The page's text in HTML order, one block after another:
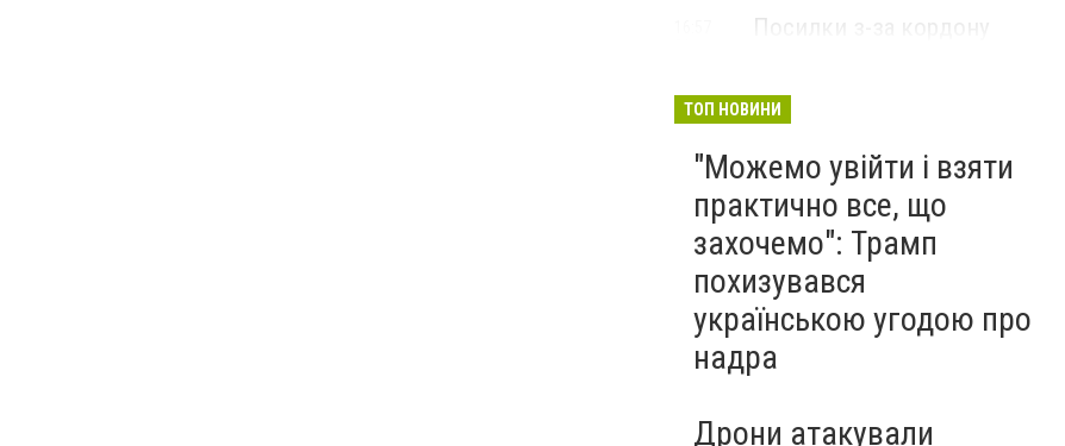
Посилки з-за кордону
правила
ТОП НОВИНИ
"Можемо увійти і взяти
практично все, що
захочемо": Трамп
похизувався
українською угодою про
надра
Дрони атакували